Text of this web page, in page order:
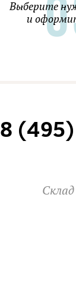
Выберите
и
8